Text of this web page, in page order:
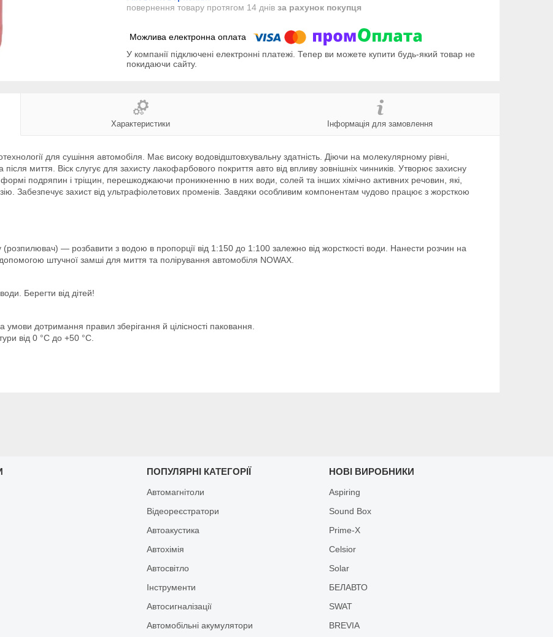
повернення товару протягом 14 днів за рахунок покупця
У компанії підключені електронні платежі. Тепер ви можете купити будь-який товар не
покидаючи сайту.
Характеристики Інформація для замовлення
для сушіння автомобіля. Має високу водовідштовхувальну здатність. Діючи на молекулярному рівні,
миття. Віск слугує для захисту лакофарбового покриття авто від впливу зовнішніх чинників. Утворює захисну
формі подряпин і тріщин, перешкоджаючи проникненню в них води, солей та інших хімічно активних речовин, які,
Забезпечує захист від ультрафіолетових променів. Завдяки особливим компонентам чудово працює з жорсткою
— розбавити з водою в пропорції від 1:150 до 1:100 залежно від жорсткості води. Нанести розчин на
штучної замші для миття та полірування автомобіля NOWAX.
Берегти від дітей!
дотримання правил зберігання й цілісності паковання.
від 0 °C до +50 °C.
ПОПУЛЯРНІ КАТЕГОРІЇ
Автомагнітоли
Відеореєстратори
Автоакустика
Автохімія
Автосвітло
Інструменти
Автосигналізації
Автомобільні акумулятори
НОВІ ВИРОБНИКИ
Aspiring
Sound Box
Prime-X
Celsior
Solar
БЕЛАВТО
SWAT
BREVIA